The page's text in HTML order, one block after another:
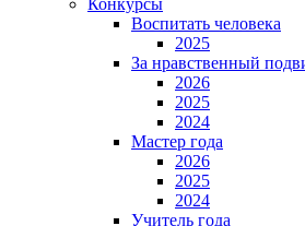
Воспитать человека
2025
За нравственный
2026
2025
2024
Мастер года
2026
2025
2024
Учитель года